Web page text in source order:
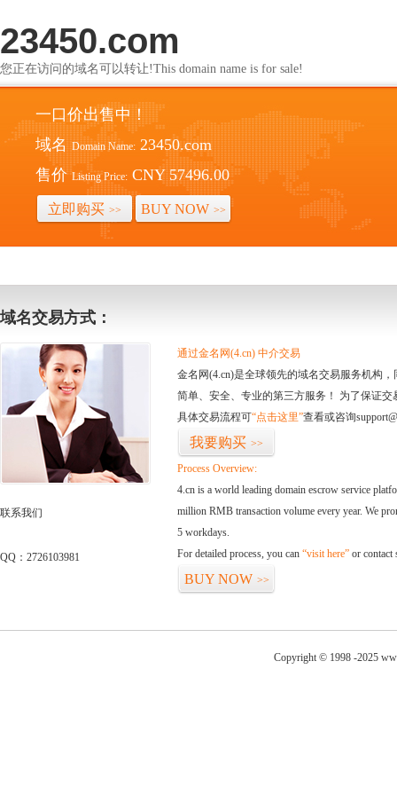
23450.com
您正在访问的域名可以转让!This domain name is for sale!
一口价出售中！
域名 Domain Name: 23450.com
售价 Listing Price: CNY 57496.00
立即购买 >> BUY NOW >>
域名交易方式：
联系我们
QQ：2726103981
通过金名网(4.cn) 中介交易
金名网(4.cn)是全球领先的域名交易服务机构
简单、安全、专业的第三方服务！ 为了保证
具体交易流程可“点击这里”查看或咨询
我要购买 >>
Process Overview:
4.cn is a world leading domain escrow service
million RMB transaction volume every year. We
5 workdays.
For detailed process, you can “visit here” or contact
BUY NOW >>
Copyright © 1998 -2025